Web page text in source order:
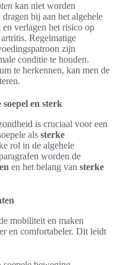
kan niet worden
bij aan het algehele
verlagen het risico op
Regelmatige
zijn
conditie te houden.
te herkennen, kan men de
en sterk
is cruciaal voor een
als sterke
rol in de algehele
worden de
en het belang van sterke
mobiliteit en maken
en comfortabeler. Dit leidt